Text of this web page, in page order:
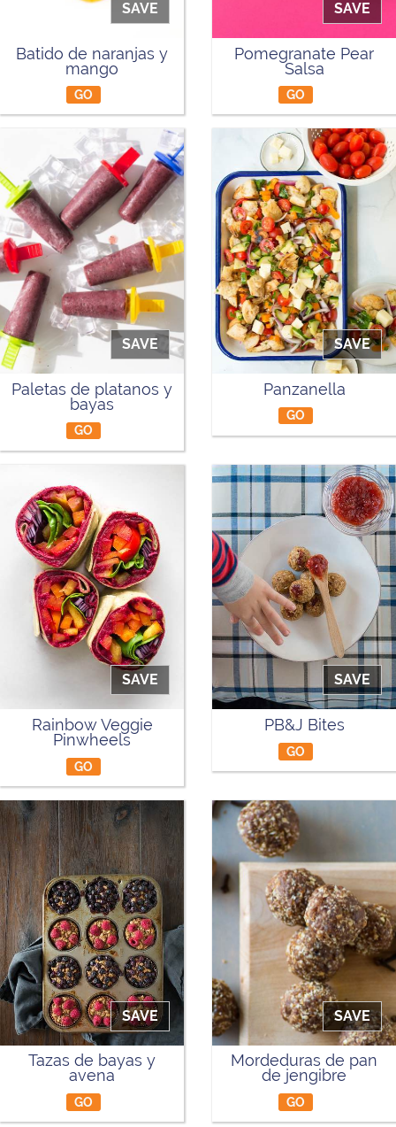
SAVE
Batido de naranjas y
mango
GO
SAVE
Pomegranate Pear
Salsa
GO
SAVE
Paletas de platanos y
bayas
GO
SAVE
Panzanella
GO
SAVE
Rainbow Veggie
Pinwheels
GO
SAVE
PB&J Bites
GO
SAVE
Tazas de bayas y
avena
GO
SAVE
Mordeduras de pan
de jengibre
GO